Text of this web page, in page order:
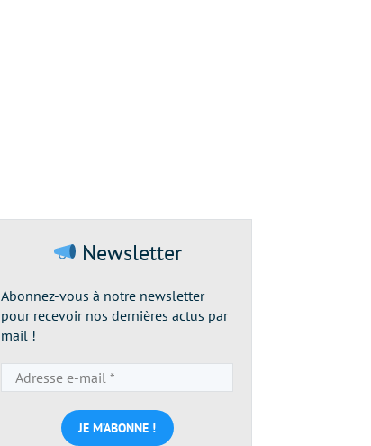
Newsletter
Abonnez-vous à notre newsletter
pour recevoir nos dernières actus par
mail !
e-
mail
*